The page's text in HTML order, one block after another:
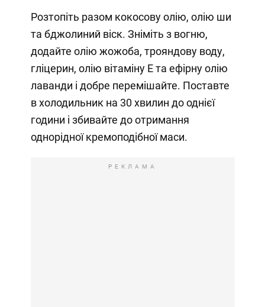
Розтопіть разом кокосову олію, олію ши
та бджолиний віск. Зніміть з вогню,
додайте олію жожоба, трояндову воду,
гліцерин, олію вітаміну Е та ефірну олію
лаванди і добре перемішайте. Поставте
в холодильник на 30 хвилин до однієї
години і збивайте до отримання
однорідної кремоподібної маси.
РЕКЛАМА